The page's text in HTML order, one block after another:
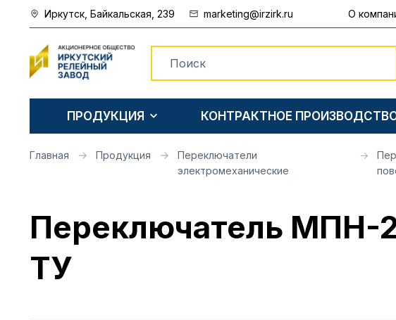
Иркутск, Байкальская, 239 marketing@irzirk.ru О
ПРОДУКЦИЯ КОНТРАКТНОЕ
Главная Продукция
Переключатели
электромеханические
Переключатель МПН-
ТУ